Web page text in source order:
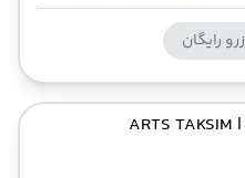
رایگان
| ARTS TAKSIM